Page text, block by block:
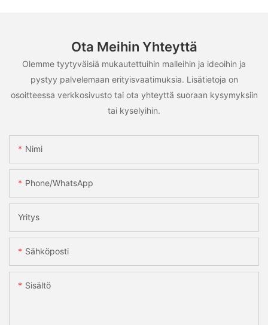
Ota Meihin Yhteyttä
Olemme tyytyväisiä mukautettuihin malleihin ja ideoihin ja
pystyy palvelemaan erityisvaatimuksia. Lisätietoja on
osoitteessa verkkosivusto tai ota yhteyttä suoraan kysymyksiin
tai kyselyihin.
Nimi
Phone/whatsApp
Yritys
Sähköposti
Sisältö